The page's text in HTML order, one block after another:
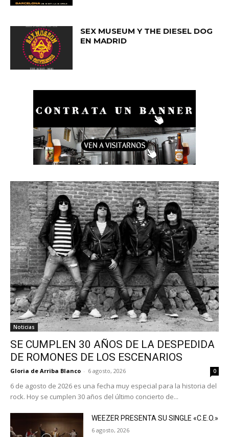
SEX MUSEUM Y THE DIESEL DOG
EN MADRID
Noticias
SE CUMPLEN 30 AÑOS DE LA DESPEDIDA
DE ROMONES DE LOS ESCENARIOS
Gloria de Arriba Blanco - 6 agosto, 2026 0
6 de agosto de 2026 es una fecha muy especial para la historia del
rock. Hoy se cumplen 30 años del último concierto de...
WEEZER PRESENTA SU SINGLE «C.E.O.»
6 agosto, 2026